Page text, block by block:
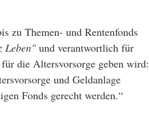
zu Themen- und Rentenfonds
Leben" und verantwortlich für
die Altersvorsorge geben wird:
und Geldanlage
Fonds gerecht werden.“